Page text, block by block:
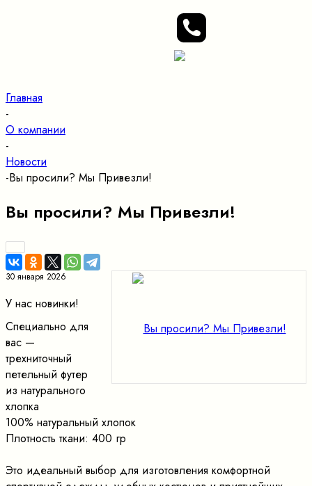
Главная
-
О компании
-
Новости
-Вы просили? Мы Привезли!
Вы просили? Мы Привезли!
30 января 2026
У нас новинки!
Специально для
вас —
трехниточный
петельный футер
из натурального
хлопка
100% натуральный хлопок
Плотность ткани: 400 гр
Это идеальный выбор для изготовления комфортной